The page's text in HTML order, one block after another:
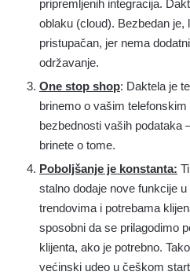
pripremljenih integracija.
oblaku (cloud). Bezbedan je,
pristupačan, jer nema
održavanje.
One stop shop: Daktela je
brinemo o vašim
bezbednosti vaših podataka
brinete o tome.
Poboljšanje je konstanta:
stalno dodaje nove funkcije
trendovima i potrebama
sposobni da se prilagodimo
klijenta, ako je potrebno.
većinski udeo u češkom